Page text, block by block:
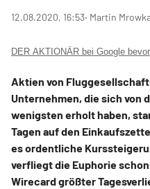
12.08.2020, 16:53‧ Martin
DER AKTIONÄR bei Google
Aktien von
Unternehmen, die sich von
wenigsten erholt haben,
Tagen auf den
es ordentliche
verfliegt die Euphorie schon
Wirecard größter